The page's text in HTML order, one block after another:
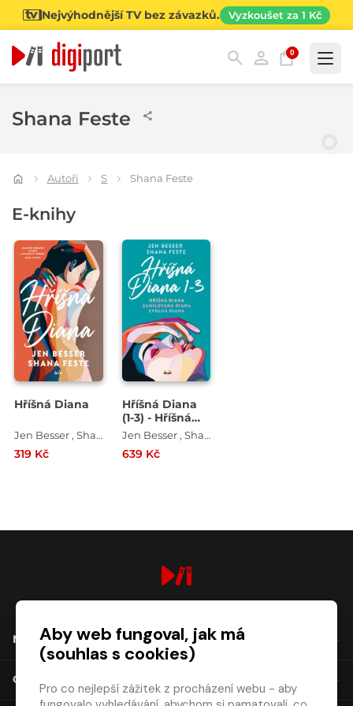
Nejvýhodnější TV bez závazků. Vyzkoušet za 1 Kč
0
Shana Feste
Autoři S Shana Feste
E-knihy
Hříšná Diana
Jen Besser , Shana Feste
319 Kč
Hříšná Diana
(1-3) - Hříšná
Diana,
Zamilovaná
Diana, Svolná
Jen Besser , Shana Feste
639 Kč
NÁKUP
O SPOLEČNOSTI
Aby web fungoval, jak má
(souhlas s cookies)
Pro co nejlepší zážitek z procházení webu - aby